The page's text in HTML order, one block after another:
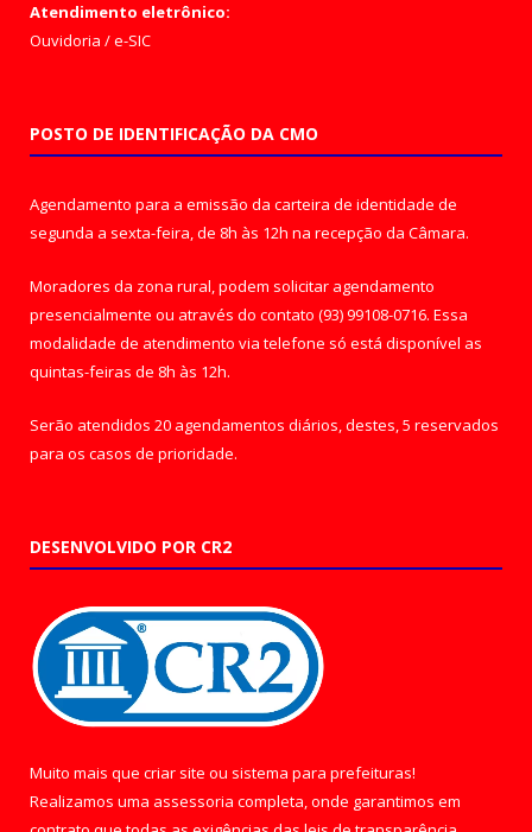
Atendimento eletrônico:
Ouvidoria /e-SIC
POSTO DE IDENTIFICAÇÃO DA CMO
Agendamento para a emissão da carteira de identidade de
segunda a sexta-feira, de 8h às 12h na recepção da Câmara.
Moradores da zona rural, podem solicitar agendamento
presencialmente ou através do contato (93) 99108-0716. Essa
modalidade de atendimento via telefone só está disponível as
quintas-feiras de 8h às 12h.
Serão atendidos 20 agendamentos diários, destes, 5 reservados
para os casos de prioridade.
DESENVOLVIDO POR CR2
Muito mais que criar site ou sistema para prefeituras!
Realizamos uma assessoria completa, onde garantimos em